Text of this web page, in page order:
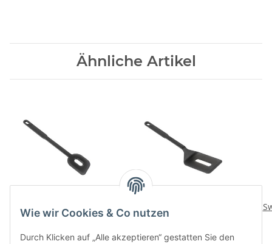
Ähnliche Artikel
Swiss Ruehrkelle
6,90 CHF*
6,90 CHF
Wie wir Cookies & Co nutzen
Durch Klicken auf „Alle akzeptieren“ gestatten Sie den